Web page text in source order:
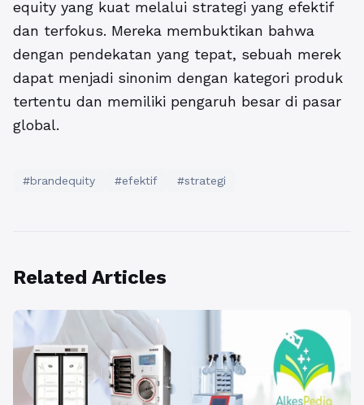
equity yang kuat melalui strategi yang efektif
dan terfokus. Mereka membuktikan bahwa
dengan pendekatan yang tepat, sebuah merek
dapat menjadi sinonim dengan kategori produk
tertentu dan memiliki pengaruh besar di pasar
global.
#brandequity #efektif #strategi
Related Articles